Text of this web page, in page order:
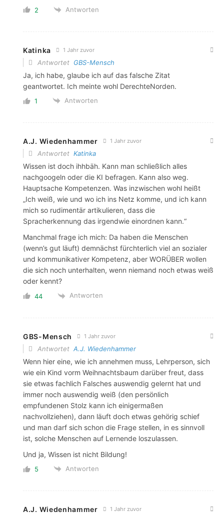
2 Antworten
Katinka 1 Jahr zuvor
Antwortet GBS-Mensch
Ja, ich habe, glaube ich auf das falsche Zitat
geantwortet. Ich meinte wohl DerechteNorden.
1 Antworten
A.J. Wiedenhammer 1 Jahr zuvor
Antwortet Katinka
Wissen ist doch ihhbäh. Kann man schließlich alles
nachgoogeln oder die KI befragen. Kann also weg.
Hauptsache Kompetenzen. Was inzwischen wohl heißt
„Ich weiß, wie und wo ich ins Netz komme, und ich kann
mich so rudimentär artikulieren, dass die
Spracherkennung das irgendwie einordnen kann.“
Manchmal frage ich mich: Da haben die Menschen
(wenn’s gut läuft) demnächst fürchterlich viel an sozialer
und kommunikativer Kompetenz, aber WORÜBER wollen
die sich noch unterhalten, wenn niemand noch etwas weiß
oder kennt?
44 Antworten
GBS-Mensch 1 Jahr zuvor
Antwortet A.J. Wiedenhammer
Wenn hier eine, wie ich annehmen muss, Lehrperson, sich
wie ein Kind vorm Weihnachtsbaum darüber freut, dass
sie etwas fachlich Falsches auswendig gelernt hat und
immer noch auswendig weiß (den persönlich
empfundenen Stolz kann ich einigermaßen
nachvollziehen), dann läuft doch etwas gehörig schief
und man darf sich schon die Frage stellen, in es sinnvoll
ist, solche Menschen auf Lernende loszulassen.
Und ja, Wissen ist nicht Bildung!
5 Antworten
A.J. Wiedenhammer 1 Jahr zuvor